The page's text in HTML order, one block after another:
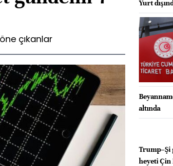
çıkanlar
Yurt
altında
Trump–Şi
heyeti Çin